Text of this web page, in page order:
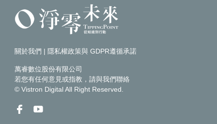
關於我們 | 隱私權政策與 GDPR遵循承諾
萬睿數位股份有限公司
若您有任何意見或指教，請與我們聯絡
© Vistron Digital All Right Reserved.